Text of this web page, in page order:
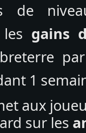
de
gains
1
aux
sur les